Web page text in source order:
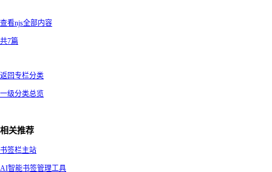
查看njs全部内容
共7篇
返回专栏分类
一级分类总览
相关推荐
书签栏主站
AI智能书签管理工具